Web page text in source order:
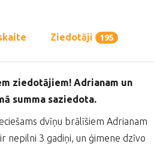
Ziedotāji 195
ziedotājiem! Adrianam un
summa saziedota.
dvīņu brālīšiem Adrianam
nepilni 3 gadiņi, un ģimene dzīvo